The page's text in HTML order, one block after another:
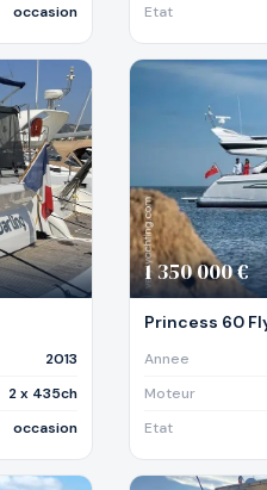
occasion
Etat
2013
2 x 435ch
occasion
1 350 000 €
Princess 60
Annee
Moteur
Etat